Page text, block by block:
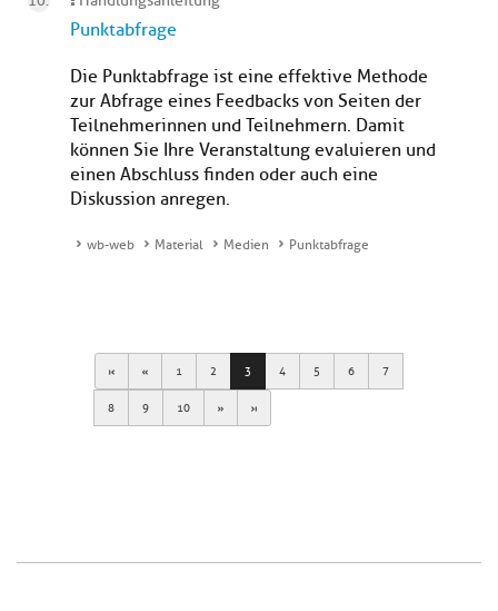
Punktabfrage
Die Punktabfrage ist eine effektive Methode
zur Abfrage eines Feedbacks von Seiten der
Teilnehmerinnen und Teilnehmern. Damit
können Sie Ihre Veranstaltung evaluieren und
einen Abschluss finden oder auch eine
Diskussion anregen.
wb-web Material Medien Punktabfrage
First Previous
1 2 3 4 5 6 7
8 9 10 Next Last